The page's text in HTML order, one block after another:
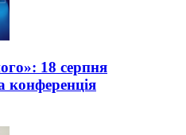
18 серпня
конференція